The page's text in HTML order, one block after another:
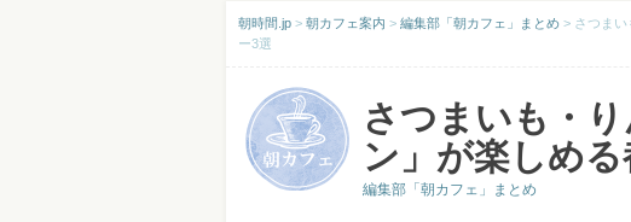
朝時間.jp > 朝カフェ案内 > 編集部「朝カフェ」まとめ > さつまい
ー3選
さつまいも・
ン」が楽しめ
編集部「朝カフェ」まとめ